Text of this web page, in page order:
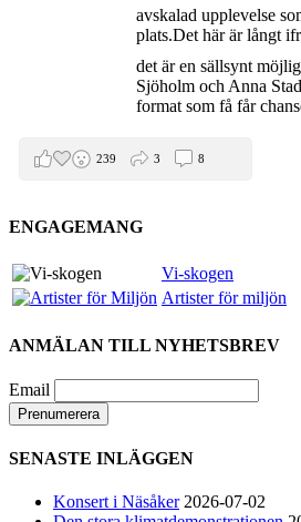
avskalad upplevelse
plats.Det här är långt
det är en sällsynt
Sjöholm och Anna
format som få får
239 3 8
Den 5 juni blir det skön
Nimbus är Melvin
Ruben Granditsky och
ENGAGEMANG
Vi-skogen
Artister för miljön
ANMÄLAN TILL NYHETSBREV
Email
SENASTE INLÄGGEN
Konsert i Näsåker 2026-07-02